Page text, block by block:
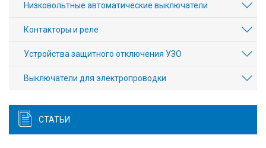
Низковольтные автоматические выключатели
Контакторы и реле
Устройства защитного отключения УЗО
Выключатели для электропроводки
СТАТЬИ